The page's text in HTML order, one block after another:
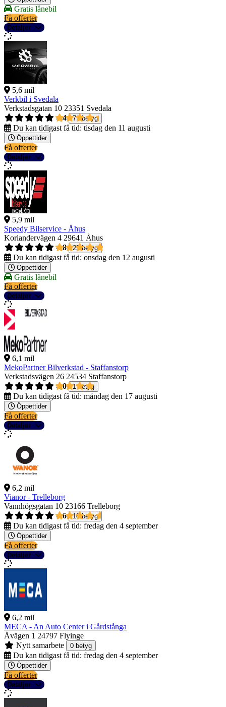
Gratis lånebil
Få offerter
Detaljer
5,6 mil
Verkbil i Svedala
Verkstadsgatan 10 23351 Svedala
4,4
71 betyg
Du kan tidigast få tid: tisdag den 11 augusti
Öppettider
Få offerter
Detaljer
5,9 mil
Speedy Bilservice - Åhus
Koriandervägen 4 29641 Åhus
4,8
25 betyg
Du kan tidigast få tid: onsdag den 12 augusti
Öppettider
Gratis lånebil
Få offerter
Detaljer
6,1 mil
MekoPartner Bilverkstad - Staffanstorp
Verkstadsvägen 26 24534 Staffanstorp
4,0
1 betyg
Du kan tidigast få tid: måndag den 17 augusti
Öppettider
Få offerter
Detaljer
6,2 mil
Vianor - Trelleborg
Vannhögsgatan 10 23166 Trelleborg
4,6
10 betyg
Du kan tidigast få tid: fredag den 4 september
Öppettider
Få offerter
Detaljer
6,2 mil
MECA - An Auto Center i Gårdstånga
Åvägen 1 24797 Flyinge
Nytt samarbete
0 betyg
Du kan tidigast få tid: fredag den 4 september
Öppettider
Få offerter
Detaljer